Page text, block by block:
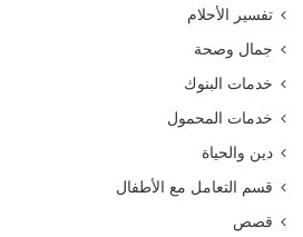
تفسير الأحلام
جمال وصحة
خدمات البنوك
خدمات المحمول
دين والحياة
قسم التعامل مع الأطفال
قصص